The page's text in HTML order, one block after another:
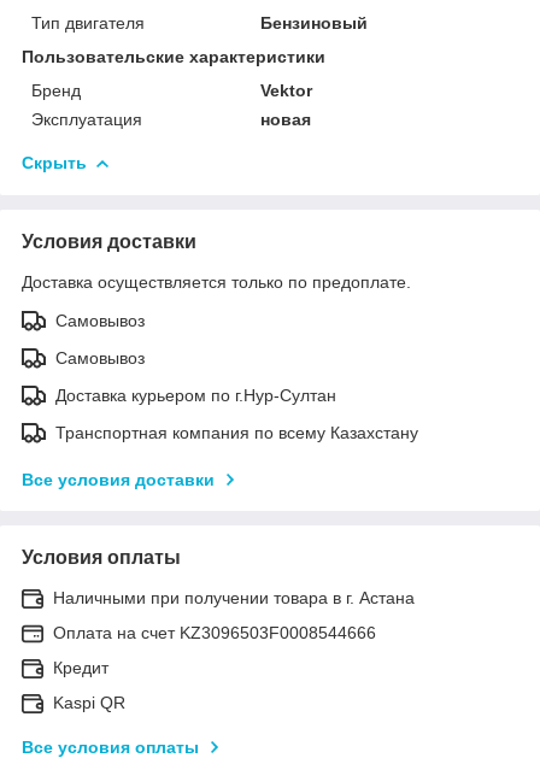
Тип двигателя
Бензиновый
Пользовательские характеристики
Бренд
Vektor
Эксплуатация
новая
Скрыть
Условия доставки
Доставка осуществляется только по предоплате.
Самовывоз
Самовывоз
Доставка курьером по г.Нур-Султан
Транспортная компания по всему Казахстану
Все условия доставки
Условия оплаты
Наличными при получении товара в г. Астана
Оплата на счет KZ3096503F0008544666
Кредит
Kaspi QR
Все условия оплаты